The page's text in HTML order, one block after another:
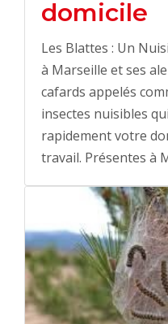
domicile
Les Blattes : Un
à Marseille et ses
cafards appelés
insectes nuisibles
rapidement votre
travail. Présentes à